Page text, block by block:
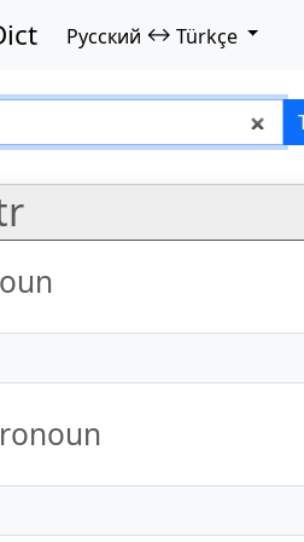
Русский ↔ Türkçe